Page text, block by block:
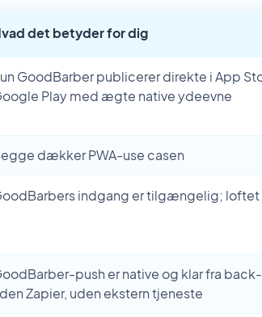
det betyder for dig
GoodBarber publicerer direkte i App
Play med ægte native ydeevne
dækker PWA-use casen
indgang er tilgængelig; loftet
push er native og klar fra
Zapier, uden ekstern tjeneste